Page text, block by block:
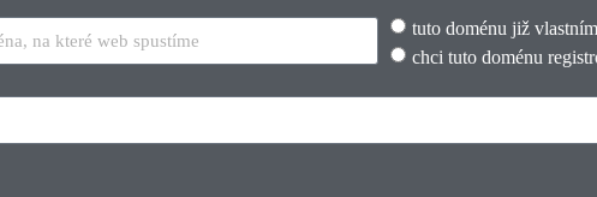
tuto doménu již vlastním
chci tuto doménu